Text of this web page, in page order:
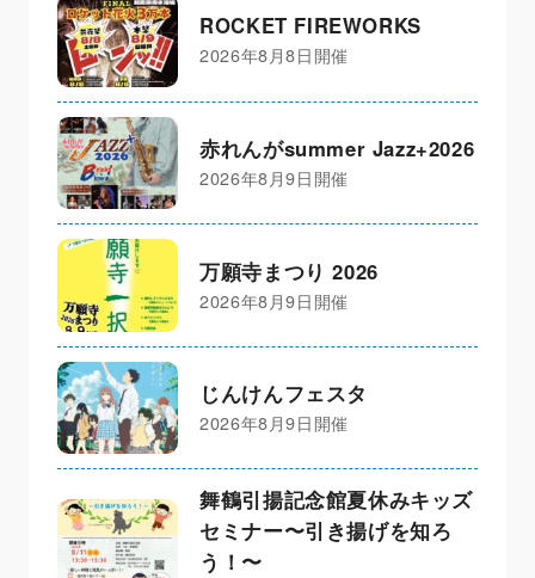
ROCKET FIREWORKS
2026年8月8日開催
赤れんがsummer Jazz+2026
2026年8月9日開催
万願寺まつり 2026
2026年8月9日開催
じんけんフェスタ
2026年8月9日開催
舞鶴引揚記念館夏休みキッズ
セミナー〜引き揚げを知ろ
う！〜